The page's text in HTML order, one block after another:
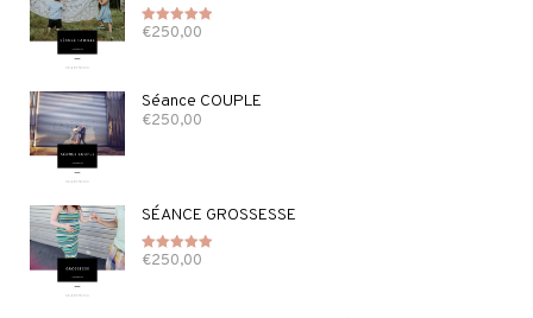
Note5.00
€250,00
Séance COUPLE
€250,00
SÉANCE GROSSESSE
Note5.00
€250,00